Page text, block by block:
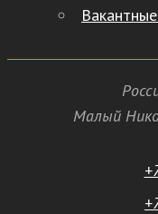
Малый